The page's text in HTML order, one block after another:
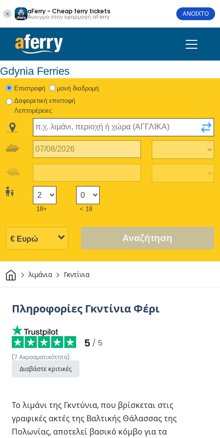
aFerry - Cheap ferry tickets
Άνοιγμα στην εφαρμογή aFerry ΑΝΟΙΧΤΟ
Gdynia Ferries
Eπιστροφή
μονή διαδρομή
Δαφορετική επιστοφή
Λεπτομέρειες
18+ < 18
Αναζήτηση
Σπίτιλιμάνια Γκντίνια
Πληροφορίες Γκντίνια Φέρι
5 / 5
(7 Ακροαματικότητα)
Διαβάστε κριτικές
Το λιμάνι της Γκντύνια, που βρίσκεται στις
γραφικές ακτές της Βαλτικής Θάλασσας της
Πολωνίας, αποτελεί βασικό κόμβο για τα